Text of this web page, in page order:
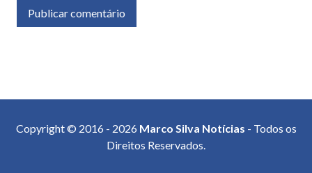
Copyright © 2016 - 2026 Marco Silva Notícias - Todos os
Direitos Reservados.